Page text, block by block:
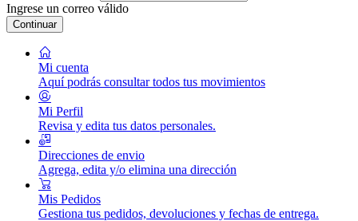
Ingrese un correo válido
Continuar
Mi cuenta
Aquí podrás consultar todos tus movimientos
Mi Perfil
Revisa y edita tus datos personales.
Direcciones de envio
Agrega, edita y/o elimina una dirección
Mis Pedidos
Gestiona tus pedidos, devoluciones y fechas de entrega.